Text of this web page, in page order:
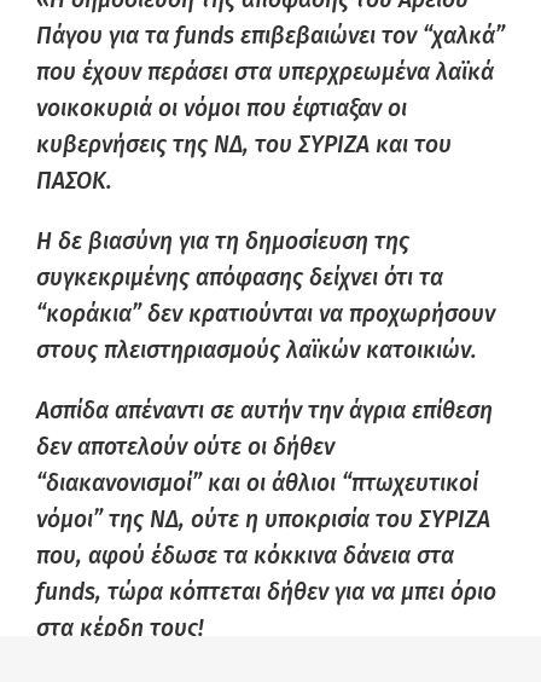
Πάγου για τα funds επιβεβαιώνει τον “χαλκά”
που έχουν περάσει στα υπερχρεωμένα λαϊκά
νοικοκυριά οι νόμοι που έφτιαξαν οι
κυβερνήσεις της ΝΔ, του ΣΥΡΙΖΑ και του
ΠΑΣΟΚ.
Η δε βιασύνη για τη δημοσίευση της
συγκεκριμένης απόφασης δείχνει ότι τα
“κοράκια” δεν κρατιούνται να προχωρήσουν
στους πλειστηριασμούς λαϊκών κατοικιών.
Ασπίδα απέναντι σε αυτήν την άγρια επίθεση
δεν αποτελούν ούτε οι δήθεν
“διακανονισμοί” και οι άθλιοι “πτωχευτικοί
νόμοι” της ΝΔ, ούτε η υποκρισία του ΣΥΡΙΖΑ
που, αφού έδωσε τα κόκκινα δάνεια στα
funds, τώρα κόπτεται δήθεν για να μπει όριο
στα κέρδη τους!